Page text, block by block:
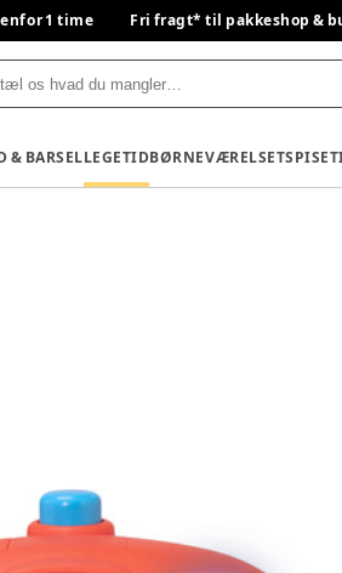
1 time Fri fragt* til pakkeshop &
& BARSELLEGETIDBØRNEVÆRELSET